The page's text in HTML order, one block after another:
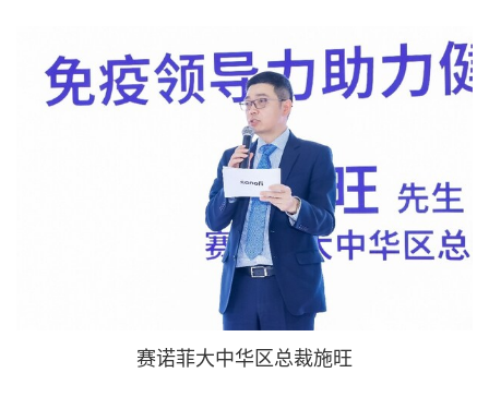
赛诺菲大中华区总裁施旺